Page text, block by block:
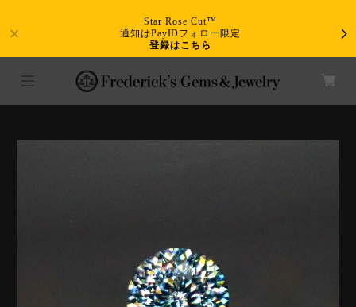
Star Rose Cut™
通知はPayIDフォロー限定
登録はこちら